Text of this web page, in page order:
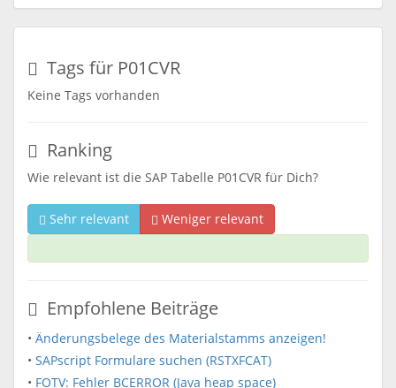
Tags für P01CVR
Keine Tags vorhanden
Ranking
Wie relevant ist die SAP Tabelle P01CVR für Dich?
Sehr relevant Weniger relevant
Empfohlene Beiträge
• Änderungsbelege des Materialstamms anzeigen!
• SAPscript Formulare suchen (RSTXFCAT)
• FOTV: Fehler BCERROR (Java heap space)